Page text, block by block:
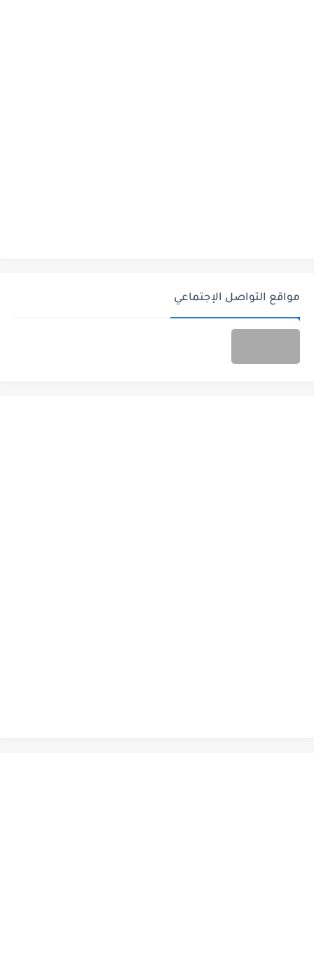
مواقع التواصل الإجتماعي